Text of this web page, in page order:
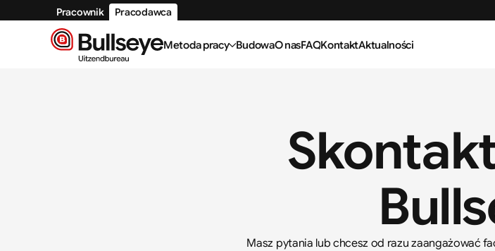
Masz pytania lub chcesz od razu zaangażować
Pracownik Pracodawca
Metoda pracy BudowaO nasFAQKontaktAktualności